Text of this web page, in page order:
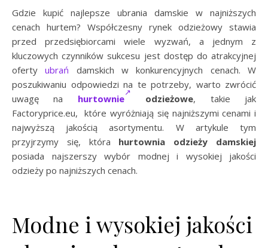
Gdzie kupić najlepsze ubrania damskie w najniższych
cenach hurtem? Współczesny rynek odzieżowy stawia
przed przedsiębiorcami wiele wyzwań, a jednym z
kluczowych czynników sukcesu jest dostęp do atrakcyjnej
ofertyubrań damskich w konkurencyjnych cenach. W
poszukiwaniu odpowiedzi na te potrzeby, warto zwrócić
uwagę na hurtownie odzieżowe, takie jak
Factoryprice.eu, które wyróżniają się najniższymi cenami i
najwyższą jakością asortymentu. W artykule tym
przyjrzymy się, która hurtownia odzieży damskiej
posiada najszerszy wybór modnej i wysokiej jakości
odzieży po najniższych cenach.
Modne i wysokiej jakości